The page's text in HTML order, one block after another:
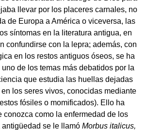
llevar por los placeres carnales, no
de Europa a América o viceversa, las
síntomas en la literatura antigua, en
confundirse con la lepra; además, con
en los restos antiguos óseos, se ha
de los temas más debatidos por la
que estudia las huellas dejadas
los seres vivos, conocidas mediante
fósiles o momificados). Ello ha
conozca como la enfermedad de los
se le llamó Morbus italicus,